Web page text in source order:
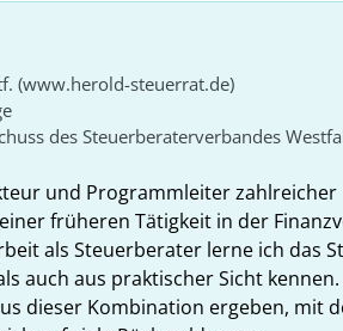
(www.herold-steuerrat.de)
des Steuerberaterverbandes
und Programmleiter zahlreicher
früheren Tätigkeit in der
als Steuerberater lerne ich das
auch aus praktischer Sicht kennen.
dieser Kombination ergeben, mit